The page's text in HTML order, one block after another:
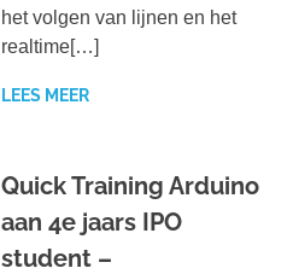
het volgen van lijnen en het
realtime[…]
LEES MEER
Quick Training Arduino
aan 4e jaars IPO
student –